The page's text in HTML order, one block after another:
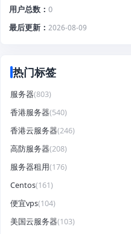
用户总数
0
最后更新
2026-08-09
热门标签
服务器(803)
香港服务器(540)
香港云服务器(246)
高防服务器(208)
服务器租用(176)
Centos(161)
便宜vps(104)
美国云服务器(103)